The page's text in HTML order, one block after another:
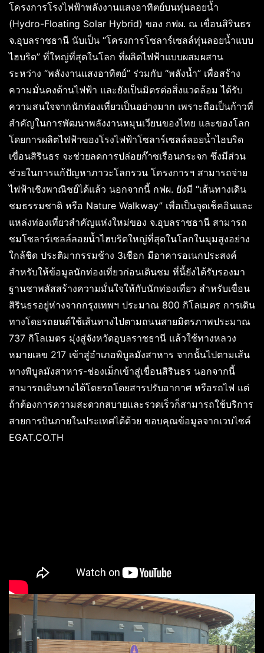
โครงการโรงไฟฟ้าพลังงานแสงอาทิตย์บนทุ่นลอยน้ำ
(Hydro-Floating Solar Hybrid) ของ กฟผ. ณ เขื่อนสิรินธร
จ.อุบลราชธานี นับเป็น “โครงการโซลาร์เซลล์ทุ่นลอยน้ำแบบ
ไฮบริด” ที่ใหญ่ที่สุดในโลก ที่ผลิตไฟฟ้าแบบผสมผสาน
ระหว่าง “พลังงานแสงอาทิตย์” ร่วมกับ “พลังน้ำ” เพื่อสร้าง
ความมั่นคงด้านไฟฟ้า และยังเป็นมิตรต่อสิ่งแวดล้อม ได้รับ
ความสนใจจากนักท่องเที่ยวเป็นอย่างมาก เพราะถือเป็นก้าวที่
สำคัญในการพัฒนาพลังงานหมุนเวียนของไทย และของโลก
โดยการผลิตไฟฟ้าของโรงไฟฟ้าโซลาร์เซลล์ลอยน้ำไฮบริด
เขื่อนสิรินธร จะช่วยลดการปล่อยก๊าซเรือนกระจก ซึ่งมีส่วน
ช่วยในการแก้ปัญหาภาวะโลกรวน โครงการฯ สามารถจ่าย
ไฟฟ้าเชิงพาณิชย์ได้แล้ว นอกจากนี้ กฟผ. ยังมี “เส้นทางเดิน
ชมธรรมชาติ หรือ Nature Walkway” เพื่อเป็นจุดเช็คอินและ
แหล่งท่องเที่ยวสำคัญแห่งใหม่ของ จ.อุบลราชธานี สามารถ
ชมโซลาร์เซลล์ลอยน้ำไฮบริดใหญ่ที่สุดในโลกในมุมสูงอย่าง
ใกล้ชิด ประติมากรรมช้าง 3เชือก มีอาคารอเนกประสงค์
สำหรับให้ข้อมูลนักท่องเที่ยวก่อนเดินชม ที่นี้ยังได้รับรองมา
ฐานชาพลัสสร้างความมั่นใจให้กับนักท่องเที่ยว สำหรับเขื่อน
สิรินธรอยู่ห่างจากกรุงเทพฯ ประมาณ 800 กิโลเมตร การเดิน
ทางโดยรถยนต์ใช้เส้นทางไปตามถนนสายมิตรภาพประมาณ
737 กิโลเมตร มุ่งสู่จังหวัดอุบลราชธานี แล้วใช้ทางหลวง
หมายเลข 217 เข้าสู่อำเภอพิบูลมังสาหาร จากนั้นไปตามเส้น
ทางพิบูลมังสาหาร-ช่องเม็กเข้าสู่เขื่อนสิรินธร นอกจากนี้
สามารถเดินทางได้โดยรถโดยสารปรับอากาศ หรือรถไฟ แต่
ถ้าต้องการความสะดวกสบายและรวดเร็วก็สามารถใช้บริการ
สายการบินภายในประเทศได้ด้วย ขอบคุณข้อมูลจากเวบไซค์
EGAT.CO.TH